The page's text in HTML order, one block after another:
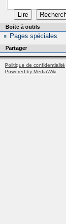
Boîte à outils
Pages spéciales
Partager
Politique de confidentialité
Powered by MediaWiki